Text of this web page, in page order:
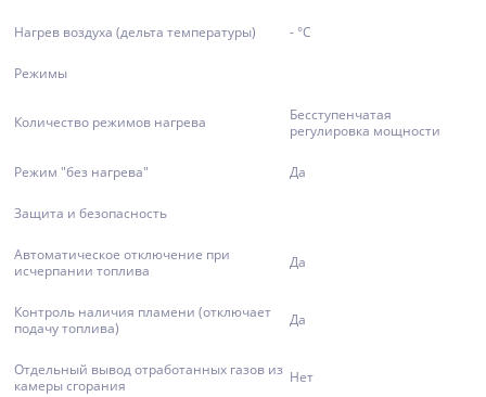
Нагрев воздуха (дельта температуры) - °С
Режимы
Количество режимов нагрева
Бесступенчатая
регулировка мощности
Режим "без нагрева" Да
Защита и безопасность
Автоматическое отключение при
исчерпании топлива
Да
Контроль наличия пламени (отключает
подачу топлива)
Да
Отдельный вывод отработанных газов из
камеры сгорания
Нет